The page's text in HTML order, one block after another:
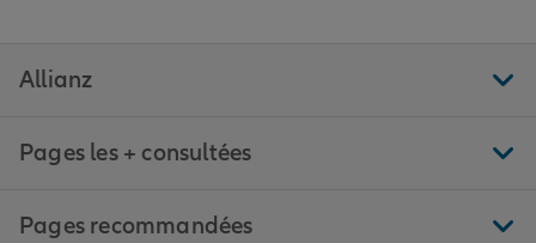
Allianz
Pages les + consultées
Pages recommandées